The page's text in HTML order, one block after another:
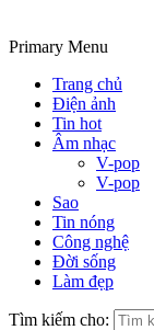
Primary Menu
Trang chủ
Điện ảnh
Tin hot
Âm nhạc
V-pop
V-pop
Sao
Tin nóng
Công nghệ
Đời sống
Làm đẹp
Tìm kiếm cho: